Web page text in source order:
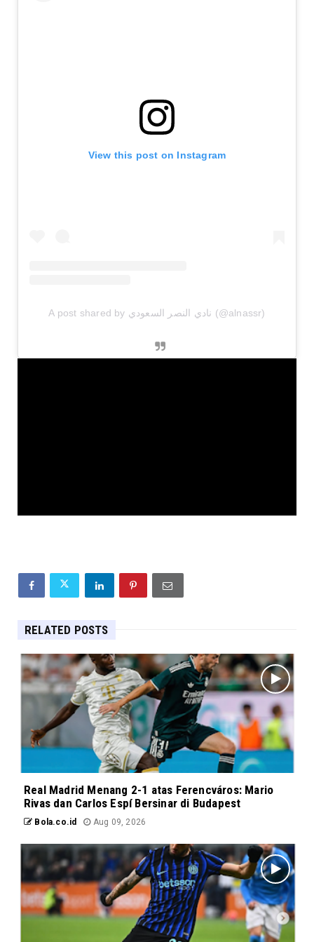
View this post on Instagram
A post shared by نادي النصر السعودي (@alnassr)
RELATED POSTS
Real Madrid Menang 2-1 atas Ferencváros: Mario
Rivas dan Carlos Espí Bersinar di Budapest
Bola.co.id Aug 09, 2026